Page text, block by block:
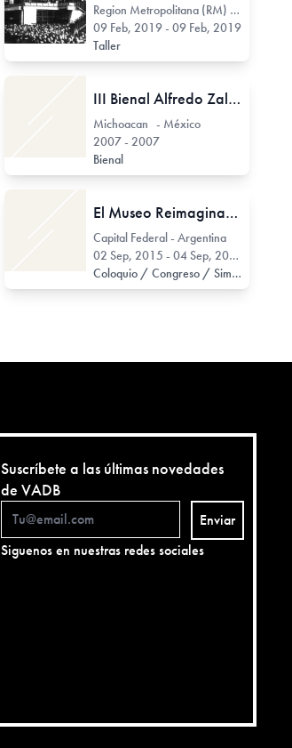
Region Metropolitana (RM) - Chile
09 Feb, 2019 - 09 Feb, 2019
Taller
III Bienal Alfredo Zalce
Michoacan - México
2007 - 2007
Bienal
El Museo Reimaginado 2015
Capital Federal - Argentina
02 Sep, 2015 - 04 Sep, 2015
Coloquio / Congreso / Simposio / Jornada
Suscríbete a las últimas novedades
de VADB
Enviar
Siguenos en nuestras redes sociales